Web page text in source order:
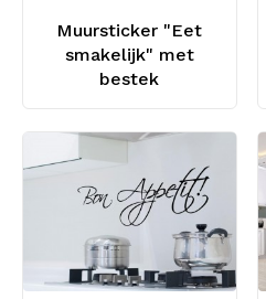
Muursticker "Eet
smakelijk" met
bestek